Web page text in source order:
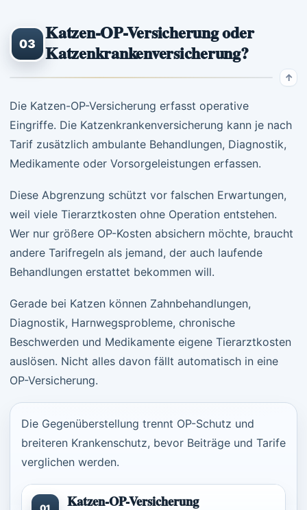
03
Katzen-OP-Versicherung oder
Katzenkrankenversicherung?
Die Katzen-OP-Versicherung erfasst operative
Eingriffe. Die Katzenkrankenversicherung kann je nach
Tarif zusätzlich ambulante Behandlungen, Diagnostik,
Medikamente oder Vorsorgeleistungen erfassen.
Diese Abgrenzung schützt vor falschen Erwartungen,
weil viele Tierarztkosten ohne Operation entstehen.
Wer nur größere OP-Kosten absichern möchte, braucht
andere Tarifregeln als jemand, der auch laufende
Behandlungen erstattet bekommen will.
Gerade bei Katzen können Zahnbehandlungen,
Diagnostik, Harnwegsprobleme, chronische
Beschwerden und Medikamente eigene Tierarztkosten
auslösen. Nicht alles davon fällt automatisch in eine
OP-Versicherung.
Die Gegenüberstellung trennt OP-Schutz und
breiteren Krankenschutz, bevor Beiträge und Tarife
verglichen werden.
Katzen-OP-Versicherung